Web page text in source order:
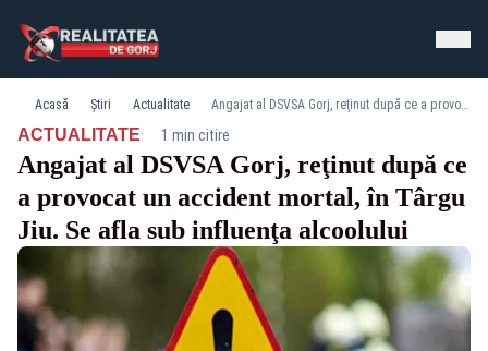
Acasă Știri Actualitate Angajat al DSVSA Gorj, reţinut după ce a provocat un accident mortal, în Târgu Jiu. Se afla sub influenţa alcoolului
ACTUALITATE· 1 min citire
Angajat al DSVSA Gorj, reţinut după ce
a provocat un accident mortal, în Târgu
Jiu. Se afla sub influenţa alcoolului